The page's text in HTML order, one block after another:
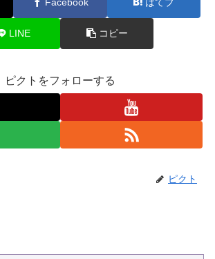
LINE コピー
ピクトをフォローする
ピクト